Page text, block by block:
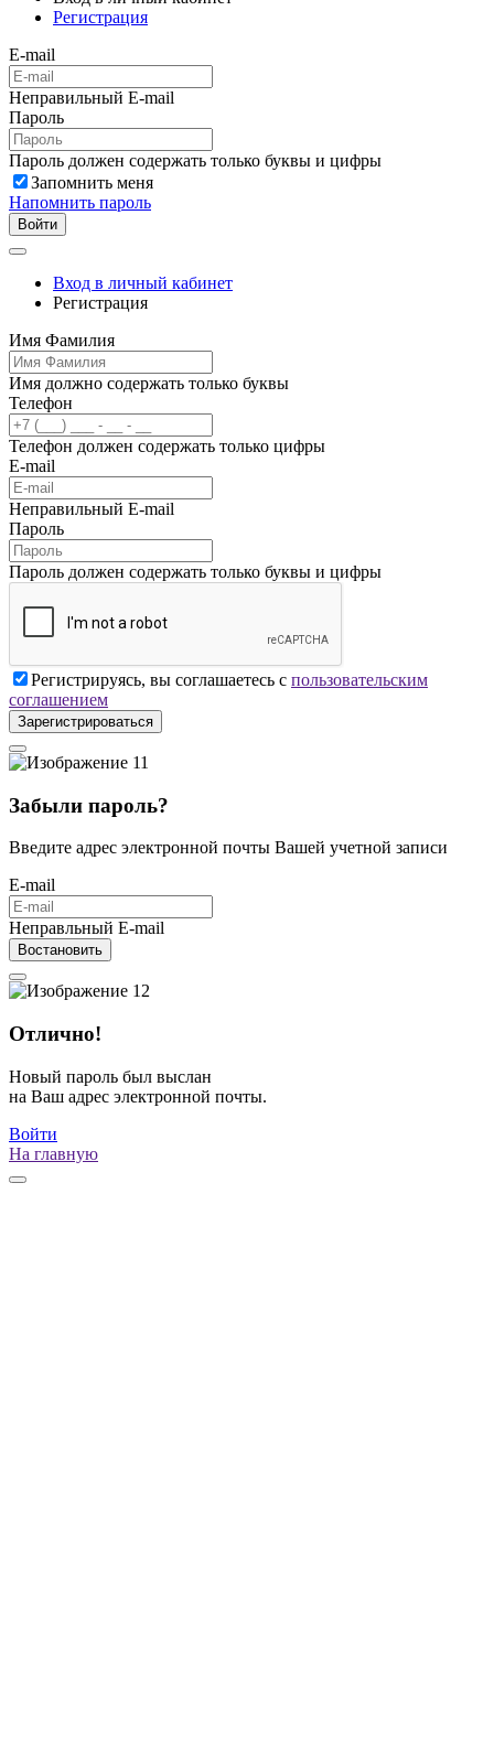
Регистрация
E-mail
Неправильный E-mail
Пароль
Пароль должен содержать только буквы и цифры
Запомнить меня
Напомнить пароль
Войти
Вход в личный кабинет
Регистрация
Имя Фамилия
Имя должно содержать только буквы
Телефон
Телефон должен содержать только цифры
E-mail
Неправильный E-mail
Пароль
Пароль должен содержать только буквы и цифры
Регистрируясь, вы соглашаетесь с пользовательским
соглашением
Зарегистрироваться
Забыли пароль?
Введите адрес электронной почты Вашей учетной записи
E-mail
Неправльный E-mail
Востановить
Отлично!
Новый пароль был выслан
на Ваш адрес электронной почты.
Войти
На главную